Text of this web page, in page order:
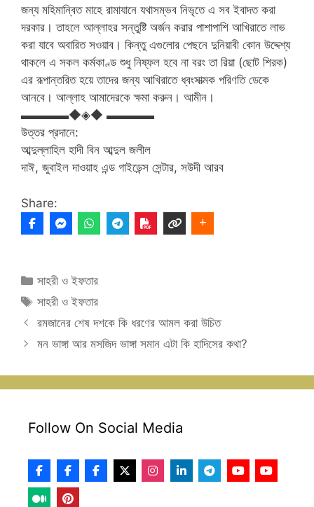
জন্য মহিমান্বিত মাহে রামাযানে যথাসম্ভব নিভৃতে এ সব ইবাদত করা
দরকার। তাহলে আল্লাহর সন্তুষ্টি অর্জন করার পাশাপাশি আখিরাতে লাভ
করা যাবে অবারিত সওয়াব। কিন্তু এগুলোর পেছনে দুনিয়াবী কোন উদ্দেশ্য
থাকলে এ সকল কর্মকাণ্ড শুধু নিষ্ফল হবে না বরং তা রিয়া (ছোট শিরক)
এর রূপান্তরিত হয়ে তাদের জন্য আখিরাতে ধ্বংসাত্মক পরিণতি ডেকে
আনবে। আল্লাহ আমাদেরকে ক্ষমা করুন। আমীন।
▬▬▬▬◆◈◆ ▬▬▬▬
উত্তর প্রদানে:
আব্দুল্লাহিল হাদী বিন আব্দুল জলীল
দাঈ, জুবাইল দাওয়াহ এন্ড গাইডেন্স সেন্টার, সউদী আরব
Share:
Categories
সাহরী ও ইফতার
Tags
সাহরী ও ইফতার
রমজানের শেষ দশকে কি ধরণের আমল করা উচিত
মন ভাঙ্গা আর মসজিদ ভাঙ্গা সমান এটা কি হাদিসের কথা?
Follow On Social Media